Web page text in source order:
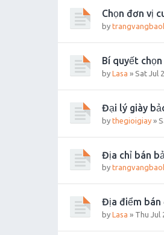
Chọn đơn vị
by
Bí quyết
by Lasa » Sat Jul
Đại lý giày
by thegioigiay »
Địa chỉ bán
by
Địa điểm bán
by Lasa » Thu Jul